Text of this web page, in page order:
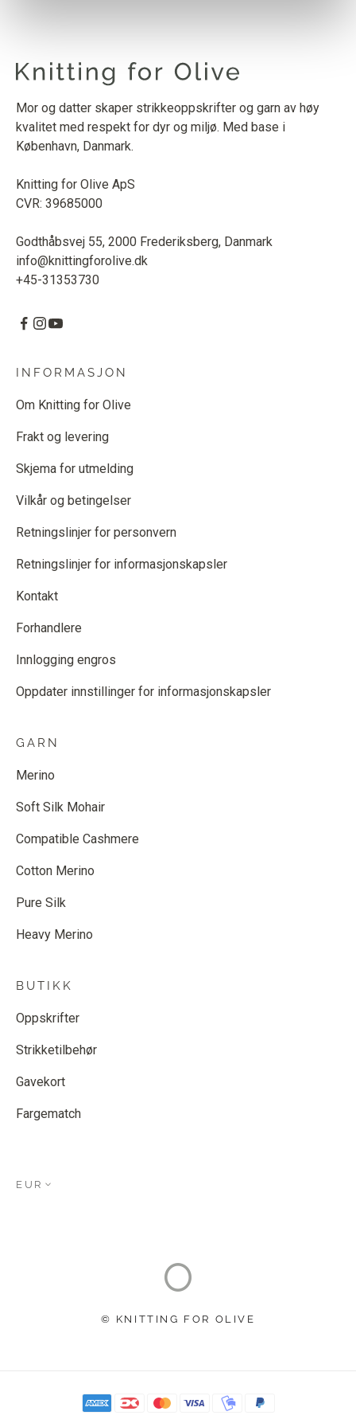
Mor og datter skaper strikkeoppskrifter og garn av høy
kvalitet med respekt for dyr og miljø. Med base i
København, Danmark.
Knitting for Olive ApS
CVR: 39685000
Godthåbsvej 55, 2000 Frederiksberg, Danmark
info@knittingforolive.dk
+45-31353730
INFORMASJON
Om Knitting for Olive
Frakt og levering
Skjema for utmelding
Vilkår og betingelser
Retningslinjer for personvern
Retningslinjer for informasjonskapsler
Kontakt
Forhandlere
Innlogging engros
Oppdater innstillinger for informasjonskapsler
GARN
Merino
Soft Silk Mohair
Compatible Cashmere
Cotton Merino
Pure Silk
Heavy Merino
BUTIKK
Oppskrifter
Strikketilbehør
Gavekort
Fargematch
EUR
© KNITTING FOR OLIVE